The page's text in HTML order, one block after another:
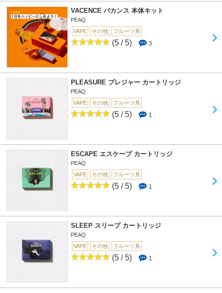
VACENCE バカンス 本体キット
PEAQ
VAPE
その他 フルーツ系
(5 / 5) 3
PLEASURE プレジャー カートリッジ
PEAQ
VAPE
その他 フルーツ系
(5 / 5) 1
ESCAPE エスケープ カートリッジ
PEAQ
VAPE
その他 フルーツ系
(5 / 5) 1
SLEEP スリープ カートリッジ
PEAQ
VAPE
その他 フルーツ系
(5 / 5) 1